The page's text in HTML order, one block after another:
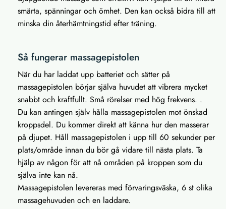
smärta, spänningar och ömhet. Den kan också bidra till att
minska din återhämtningstid efter träning.
Så fungerar massagepistolen
När du har laddat upp batteriet och sätter på
massagepistolen börjar själva huvudet att vibrera mycket
snabbt och kraftfullt. Små rörelser med hög frekvens. .
Du kan antingen själv hålla massagepistolen mot önskad
kroppsdel. Du kommer direkt att känna hur den masserar
på djupet. Håll massagepistolen i upp till 60 sekunder per
plats/område innan du bör gå vidare till nästa plats. Ta
hjälp av någon för att nå områden på kroppen som du
själva inte kan nå.
Massagepistolen levereras med förvaringsväska, 6 st olika
massagehuvuden och en laddare.